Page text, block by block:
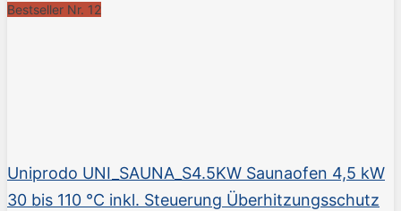
Bestseller Nr. 12
Uniprodo UNI_SAUNA_S4.5KW Saunaofen 4,5 kW
30 bis 110 °C inkl. Steuerung Überhitzungsschutz